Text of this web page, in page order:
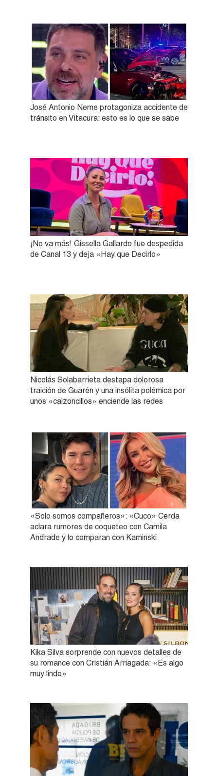
José Antonio Neme protagoniza accidente de
tránsito en Vitacura: esto es lo que se sabe
¡No va más! Gissella Gallardo fue despedida
de Canal 13 y deja «Hay que Decirlo»
Nicolás Solabarrieta destapa dolorosa
traición de Guarén y una insólita polémica por
unos «calzoncillos» enciende las redes
«Solo somos compañeros»: «Cuco» Cerda
aclara rumores de coqueteo con Camila
Andrade y lo comparan con Kaminski
Kika Silva sorprende con nuevos detalles de
su romance con Cristián Arriagada: «Es algo
muy lindo»